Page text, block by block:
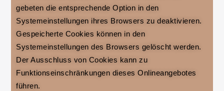
gebeten die entsprechende Option in den
Systemeinstellungen ihres Browsers zu deaktivieren.
Gespeicherte Cookies können in den
Systemeinstellungen des Browsers gelöscht werden.
Der Ausschluss von Cookies kann zu
Funktionseinschränkungen dieses Onlineangebotes
führen.